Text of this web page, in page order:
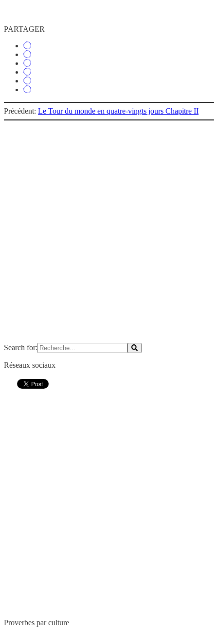
PARTAGER
Précédent: Le Tour du monde en quatre-vingts jours Chapitre II
Search for:
Réseaux sociaux
Proverbes par culture